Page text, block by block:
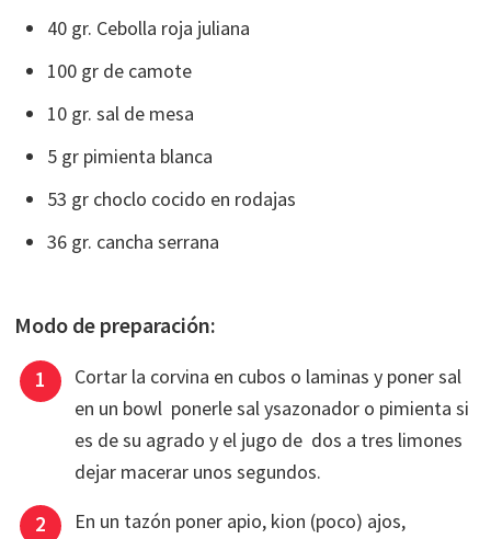
40 gr. Cebolla roja juliana
100 gr de camote
10 gr. sal de mesa
5 gr pimienta blanca
53 gr choclo cocido en rodajas
36 gr. cancha serrana
Modo de preparación:
Cortar la corvina en cubos o laminas y poner sal
en un bowl ponerle sal ysazonador o pimienta si
es de su agrado y el jugo de dos a tres limones
dejar macerar unos segundos.
En un tazón poner apio, kion (poco) ajos,